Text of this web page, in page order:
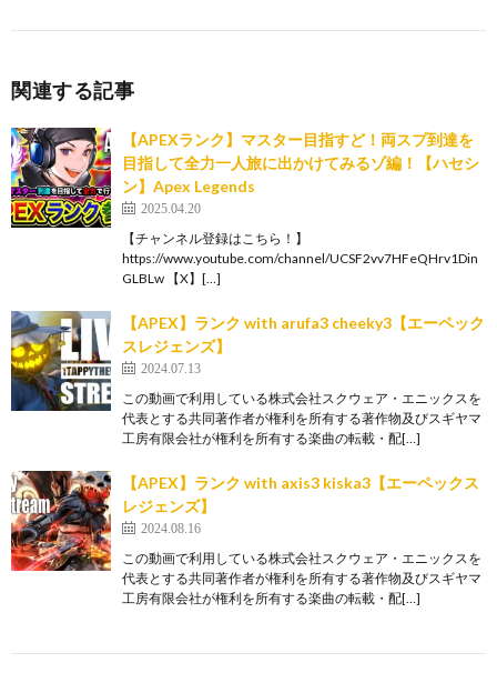
関連する記事
【APEXランク】マスター目指すど！両スプ到達を
目指して全力一人旅に出かけてみるゾ編！【ハセシ
ン】Apex Legends
2025.04.20
【チャンネル登録はこちら！】
https://www.youtube.com/channel/UCSF2vv7HFeQHrv1Din
GLBLw 【X】[…]
【APEX】ランク with arufa3 cheeky3【エーペック
スレジェンズ】
2024.07.13
この動画で利用している株式会社スクウェア・エニックスを
代表とする共同著作者が権利を所有する著作物及びスギヤマ
工房有限会社が権利を所有する楽曲の転載・配[…]
【APEX】ランク with axis3 kiska3【エーペックス
レジェンズ】
2024.08.16
この動画で利用している株式会社スクウェア・エニックスを
代表とする共同著作者が権利を所有する著作物及びスギヤマ
工房有限会社が権利を所有する楽曲の転載・配[…]